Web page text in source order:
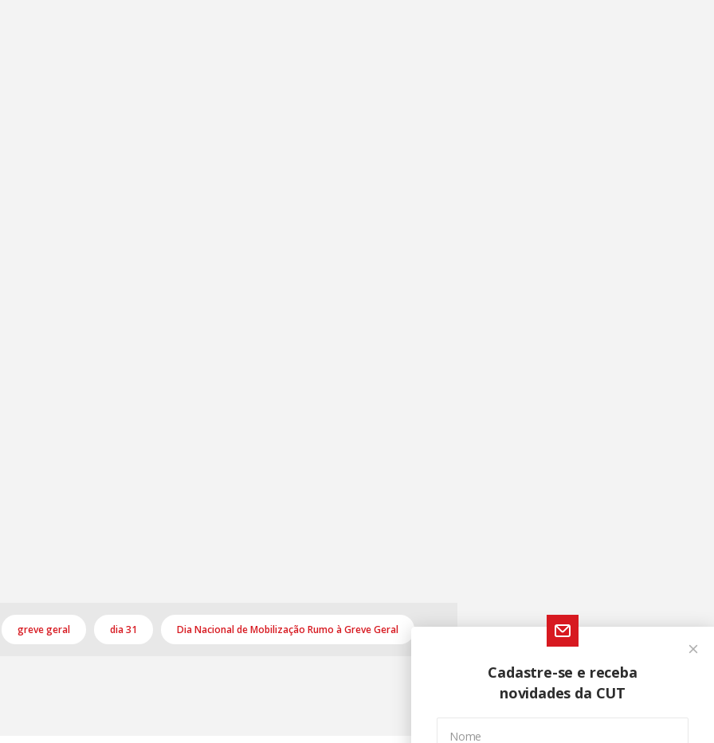
greve geral dia 31 Dia Nacional de Mobilização Rumo à Greve Geral
Cadastre-se e receba
novidades da CUT
Nome